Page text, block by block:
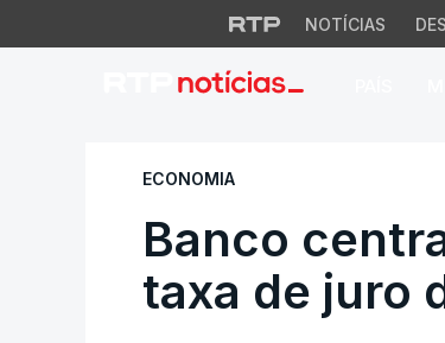
NOTÍCIAS
Banco
ECONOMIA
Banco
taxa de juro